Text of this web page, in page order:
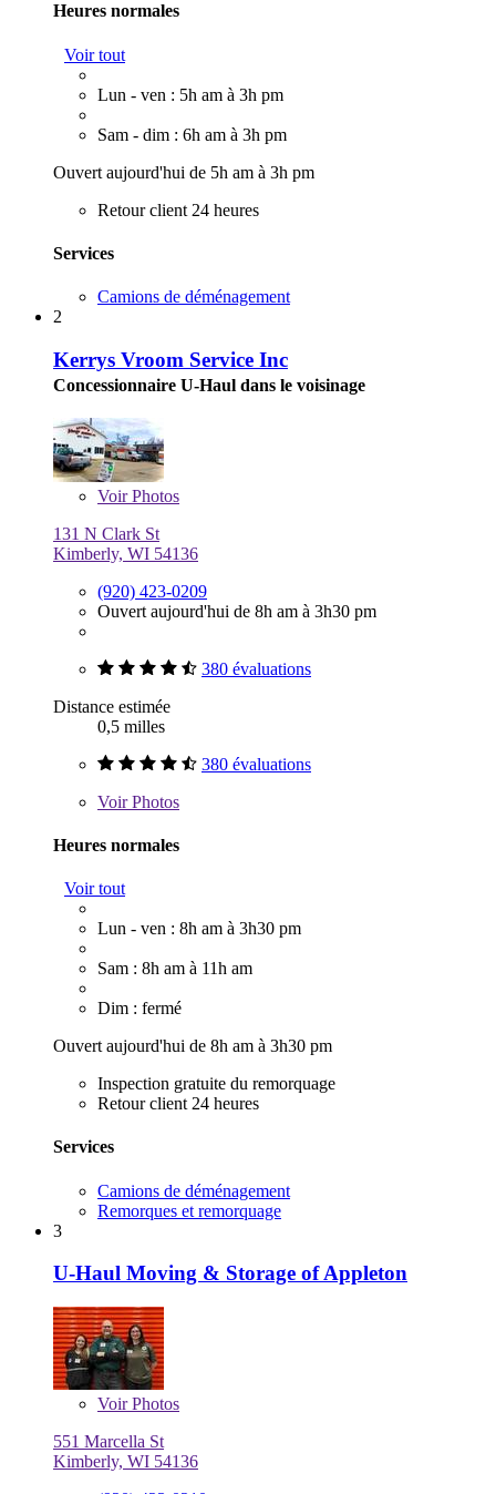
Heures normales
Voir tout
Lun - ven : 5h am à 3h pm
Sam - dim : 6h am à 3h pm
Ouvert aujourd'hui de 5h am à 3h pm
Retour client 24 heures
Services
Camions de déménagement
2
Kerrys Vroom Service Inc
Concessionnaire U-Haul dans le voisinage
VoirPhotos
131 N Clark St
Kimberly, WI 54136
(920) 423-0209
Ouvert aujourd'hui de 8h am à 3h30 pm
380 évaluations
Distance estimée
0,5 milles
380 évaluations
VoirPhotos
Heures normales
Voir tout
Lun - ven : 8h am à 3h30 pm
Sam : 8h am à 11h am
Dim : fermé
Ouvert aujourd'hui de 8h am à 3h30 pm
Inspection gratuite du remorquage
Retour client 24 heures
Services
Camions de déménagement
Remorques et remorquage
3
U-Haul Moving & Storage of Appleton
VoirPhotos
551 Marcella St
Kimberly, WI 54136